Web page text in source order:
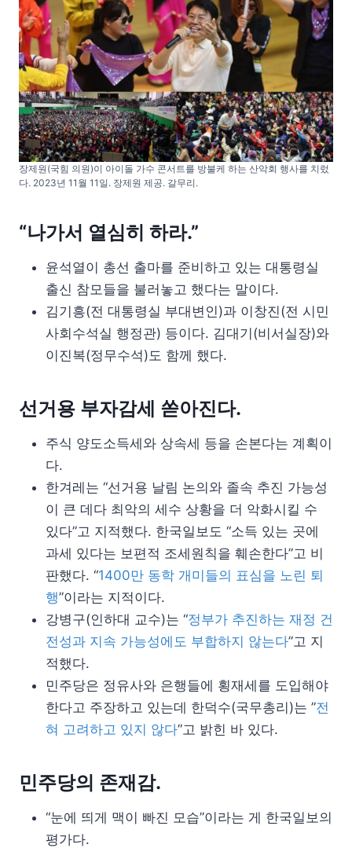
장제원(국힘 의원)이 아이돌 가수 콘서트를 방불케 하는 산악회 행사를 치렀
다. 2023년 11월 11일. 장제원 제공. 갈무리.
“나가서 열심히 하라.”
윤석열이 총선 출마를 준비하고 있는 대통령실
출신 참모들을 불러놓고 했다는 말이다.
김기흥(전 대통령실 부대변인)과 이창진(전 시민
사회수석실 행정관) 등이다. 김대기(비서실장)와
이진복(정무수석)도 함께 했다.
선거용 부자감세 쏟아진다.
주식 양도소득세와 상속세 등을 손본다는 계획이
다.
한겨레는 “선거용 날림 논의와 졸속 추진 가능성
이 큰 데다 최악의 세수 상황을 더 악화시킬 수
있다”고 지적했다. 한국일보도 “소득 있는 곳에
과세 있다는 보편적 조세원칙을 훼손한다”고 비
판했다. “1400만 동학 개미들의 표심을 노린 퇴
행”이라는 지적이다.
강병구(인하대 교수)는 “정부가 추진하는 재정 건
전성과 지속 가능성에도 부합하지 않는다”고 지
적했다.
민주당은 정유사와 은행들에 횡재세를 도입해야
한다고 주장하고 있는데 한덕수(국무총리)는 ”전
혀 고려하고 있지 않다”고 밝힌 바 있다.
민주당의 존재감.
“눈에 띄게 맥이 빠진 모습”이라는 게 한국일보의
평가다.